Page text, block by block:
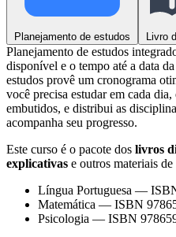
Planejamento de estudos Livro
Planejamento de estudos
disponível e o tempo até a data
estudos provê um cronograma
você precisa estudar em cada
embutidos, e distribui as
acompanha seu progresso.
Este curso é o pacote dos livros
explicativas e outros materiais
Língua Portuguesa —
Matemática — ISBN
Psicologia — ISBN